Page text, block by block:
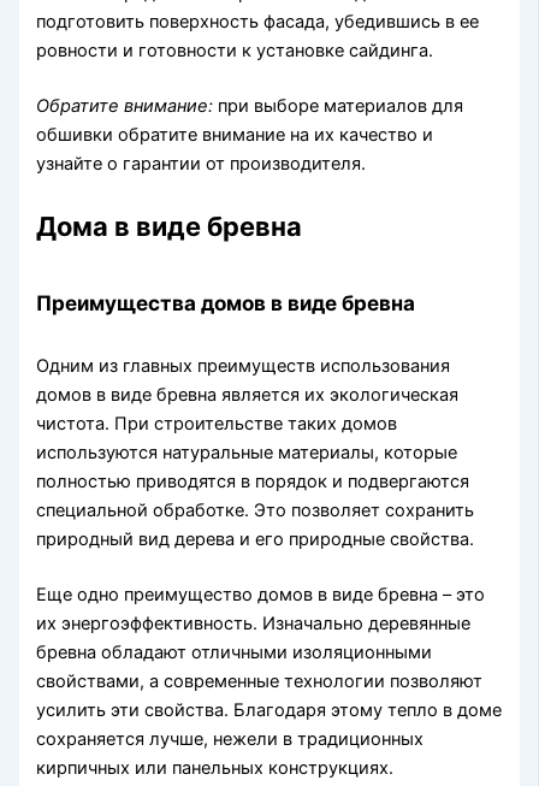
подготовить поверхность фасада, убедившись в ее
ровности и готовности к установке сайдинга.
Обратите внимание: при выборе материалов для
обшивки обратите внимание на их качество и
узнайте о гарантии от производителя.
Дома в виде бревна
Преимущества домов в виде бревна
Одним из главных преимуществ использования
домов в виде бревна является их экологическая
чистота. При строительстве таких домов
используются натуральные материалы, которые
полностью приводятся в порядок и подвергаются
специальной обработке. Это позволяет сохранить
природный вид дерева и его природные свойства.
Еще одно преимущество домов в виде бревна – это
их энергоэффективность. Изначально деревянные
бревна обладают отличными изоляционными
свойствами, а современные технологии позволяют
усилить эти свойства. Благодаря этому тепло в доме
сохраняется лучше, нежели в традиционных
кирпичных или панельных конструкциях.